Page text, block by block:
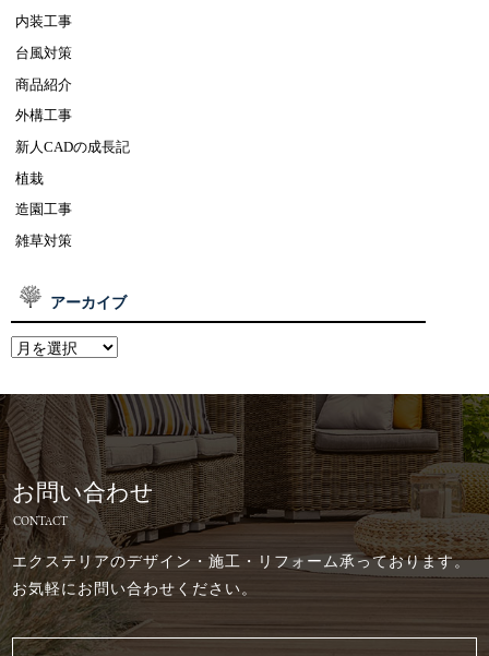
内装工事
台風対策
商品紹介
外構工事
新人CADの成長記
植栽
造園工事
雑草対策
アーカイブ
お問い合わせ
CONTACT
エクステリアのデザイン・施工・リフォーム承っております。
お気軽にお問い合わせください。